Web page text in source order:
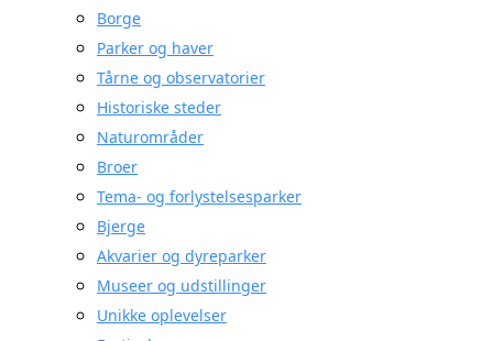
Borge
Parker og haver
Tårne og observatorier
Historiske steder
Naturområder
Broer
Tema- og forlystelsesparker
Bjerge
Akvarier og dyreparker
Museer og udstillinger
Unikke oplevelser